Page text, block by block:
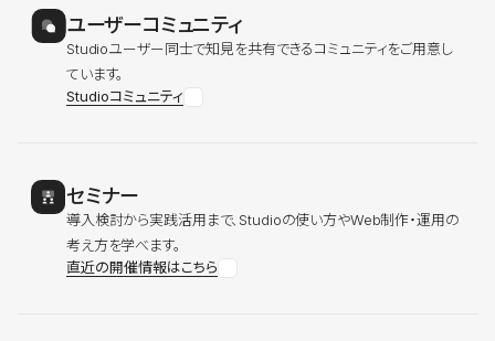
ユーザーコミュニティ
Studioユーザー同士で知見を共有できるコミュニティをご用意し
ています。
Studioコミュニティ
セミナー
導入検討から実践活用まで、Studioの使い方やWeb制作・運用の
考え方を学べます。
直近の開催情報はこちら